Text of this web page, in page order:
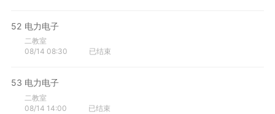
52 电力电子
二教室
08/14 08:30
已结束
53 电力电子
二教室
08/14 14:00
已结束